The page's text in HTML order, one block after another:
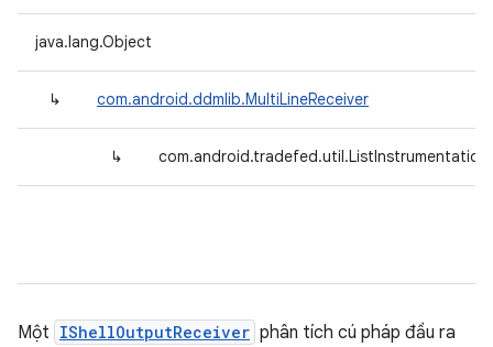
java.lang.Object
↳ com.android.ddmlib.MultiLineReceiver
↳
Một IShellOutputReceiver phân tích cú pháp đầu ra